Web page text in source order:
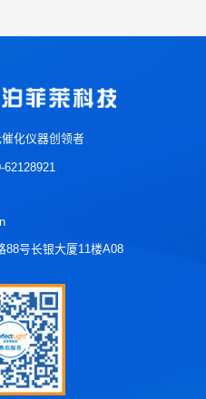
化仪器创领者
62128921
88号长银大厦11楼A08